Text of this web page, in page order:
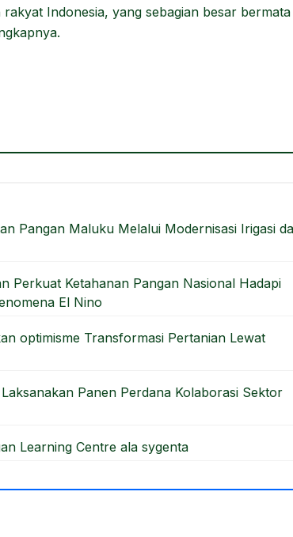
Indonesia, yang sebagian besar bermata
Pangan Maluku Melalui Modernisasi Irigasi
Perkuat Ketahanan Pangan Nasional Hadapi
El Nino
optimisme Transformasi Pertanian Lewat
Panen Perdana Kolaborasi Sektor
Learning Centre ala sygenta